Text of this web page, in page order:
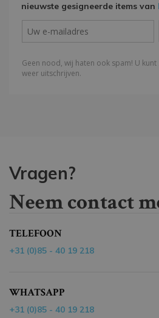
nieuwste gesigneerde items van
Vragen?
Neem contact
TELEFOON
+31 (0)85 - 40 19 218
WHATSAPP
+31 (0)85 - 40 19 218